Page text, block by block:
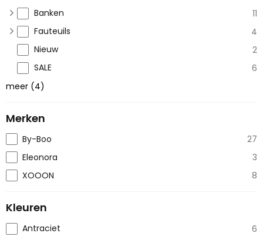
Banken
11
Fauteuils
4
Nieuw
2
SALE
6
meer (4)
Merken
By-Boo
27
Eleonora
3
XOOON
8
Kleuren
Antraciet
6